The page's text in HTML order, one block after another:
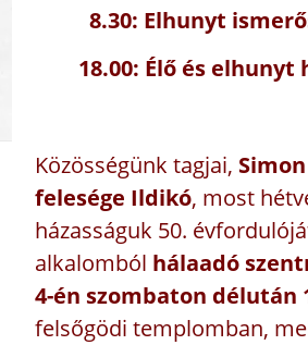
8.30: Elhunyt
18.00: Élő és elhunyt
Közösségünk tagjai,
felesége Ildikó, most
házasságuk 50.
alkalomból hálaadó
4-én szombaton délután
felsőgödi templomban,